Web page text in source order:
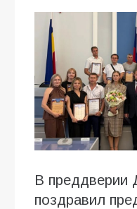
В преддверии
поздравил